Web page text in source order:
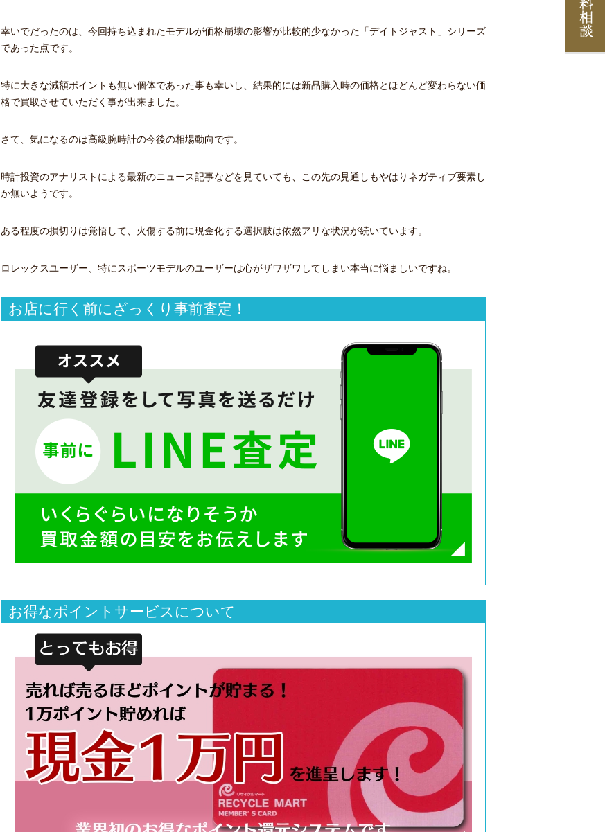
幸いでだったのは、今回持ち込まれたモデルが価格崩壊の影響が比較的少なかった「デイトジャスト」シリーズ
であった点です。
特に大きな減額ポイントも無い個体であった事も幸いし、結果的には新品購入時の価格とほどんど変わらない価
格で買取させていただく事が出来ました。
さて、気になるのは高級腕時計の今後の相場動向です。
時計投資のアナリストによる最新のニュース記事などを見ていても、この先の見通しもやはりネガティブ要素し
か無いようです。
ある程度の損切りは覚悟して、火傷する前に現金化する選択肢は依然アリな状況が続いています。
ロレックスユーザー、特にスポーツモデルのユーザーは心がザワザワしてしまい本当に悩ましいですね。
お店に行く前にざっくり事前査定！
お得なポイントサービスについて